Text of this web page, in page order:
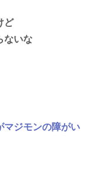
ど
ないな
マジモンの障がい